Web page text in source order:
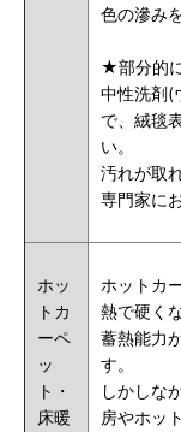
色の滲み
★部分的
中性洗剤(
で、絨毯
い。
汚れが取
専門家に
ホッ
トカ
ーペ
ッ
ト・
床暖
ホットカ
熱で硬く
蓄熱能力
す。
しかしな
房やホッ